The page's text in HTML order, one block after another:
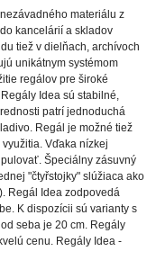
materiálu z
kancelárií a skladov
tiež v dielňach, archívoch
unikátnym systémom
regálov pre široké
Idea sú stabilné,
patrí jednoduchá
Regál je možné tiež
Vďaka nízkej
Špeciálny zásuvný
"čtyřstojky" slúžiaca ako
Regál Idea zodpovedá
K dispozícii sú varianty s
seba je 20 cm. Regály
cenu. Regály Idea -